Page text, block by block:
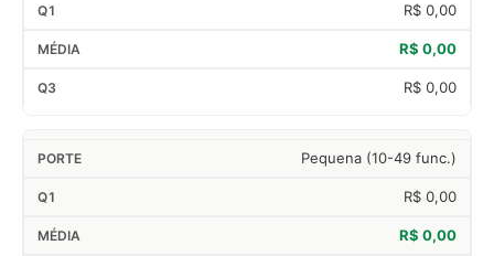
R$ 0,00
R$ 0,00
R$ 0,00
Pequena (10-49 func.)
R$ 0,00
R$ 0,00